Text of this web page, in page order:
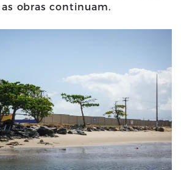
obras continuam.